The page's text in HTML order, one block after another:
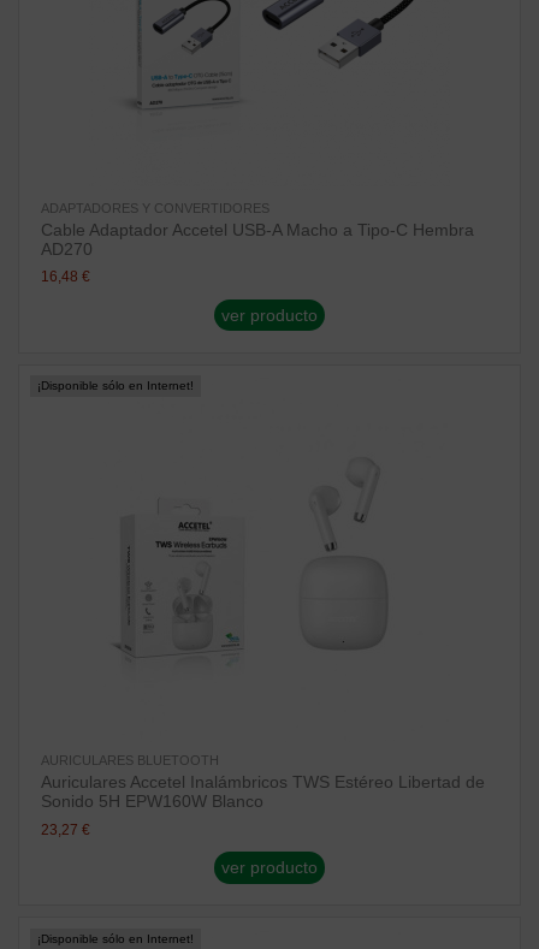
ADAPTADORES Y CONVERTIDORES
Cable Adaptador Accetel USB-A Macho a Tipo-C Hembra
AD270
16,48 €
ver producto
¡Disponible sólo en Internet!
AURICULARES BLUETOOTH
Auriculares Accetel Inalámbricos TWS Estéreo Libertad de
Sonido 5H EPW160W Blanco
23,27 €
ver producto
¡Disponible sólo en Internet!